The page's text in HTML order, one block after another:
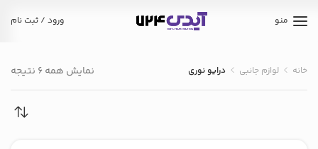
منو ورود / ثبت نام
خانه لوازم جانبی درایو نوری نمایش همه 6 نتیجه